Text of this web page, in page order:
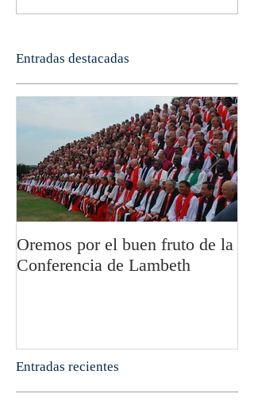
Entradas destacadas
Oremos por el buen fruto de la
Conferencia de Lambeth
Entradas recientes